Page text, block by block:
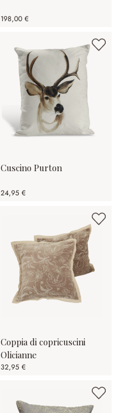
198,00 €
Cuscino Purton
24,95 €
Coppia di copricuscini
Olicianne
32,95 €